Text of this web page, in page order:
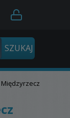
Międzyrzecz